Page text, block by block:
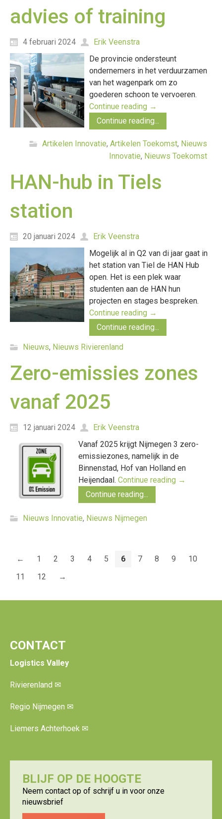
advies of training
4 februari 2024
Erik Veenstra
De provincie ondersteunt
ondernemers in het verduurzamen
van het wagenpark om zo
goederen schoon te vervoeren.
Continue reading →
Continue reading...
Artikelen Innovatie, Artikelen Toekomst, Nieuws
Innovatie, Nieuws Toekomst
HAN-hub in Tiels
station
20 januari 2024
Erik Veenstra
Mogelijk al in Q2 van di jaar gaat in
het station van Tiel de HAN Hub
open. Het is een plek waar
studenten aan de HAN hun
projecten en stages bespreken.
Continue reading →
Continue reading...
Nieuws, Nieuws Rivierenland
Zero-emissies zones
vanaf 2025
12 januari 2024
Erik Veenstra
Vanaf 2025 krijgt Nijmegen 3 zero-
emissiezones, namelijk in de
Binnenstad, Hof van Holland en
Heijendaal. Continue reading →
Continue reading...
Nieuws Innovatie, Nieuws Nijmegen
← 1 2 3 4 5 6 7 8 9
10
11
12 →
CONTACT
Logistics Valley
Rivierenland ✉
Regio Nijmegen ✉
Liemers Achterhoek ✉
BLIJF OP DE HOOGTE
Neem contact op of schrijf u in voor onze
nieuwsbrief